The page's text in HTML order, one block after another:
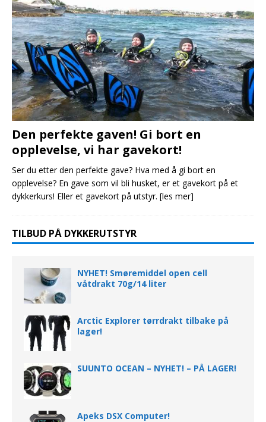
Den perfekte gaven! Gi bort en
opplevelse, vi har gavekort!
Ser du etter den perfekte gave? Hva med å gi bort en
opplevelse? En gave som vil bli husket, er et gavekort på et
dykkerkurs! Eller et gavekort på utstyr. [les mer]
TILBUD PÅ DYKKERUTSTYR
NYHET! Smøremiddel open cell
våtdrakt 70g/14 liter
Arctic Explorer tørrdrakt tilbake på
lager!
SUUNTO OCEAN – NYHET! – PÅ LAGER!
Apeks DSX Computer!